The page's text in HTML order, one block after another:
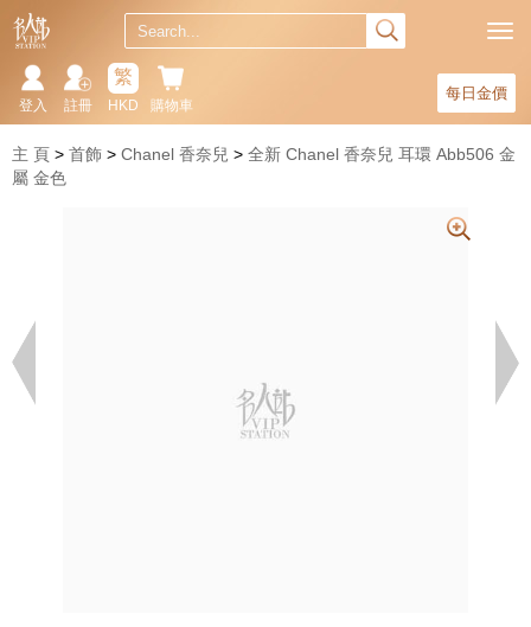
每日金價
購物車
繁
HKD
註冊
登入
主 頁 首飾 Chanel 香奈兒
全新 Chanel 香奈兒 耳環 Abb506 金
屬 金色